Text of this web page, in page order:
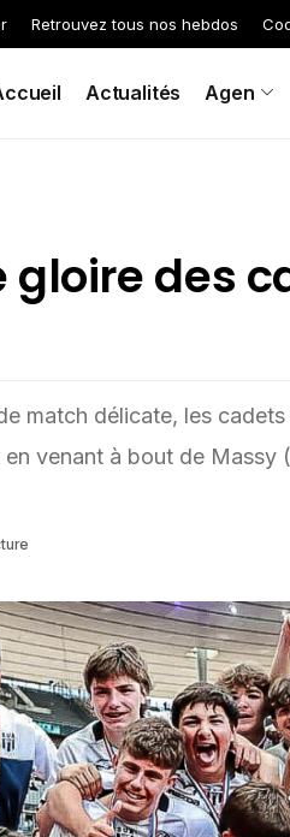
Retrouvez tous nos hebdos
Actualités Agen
gloire des
match délicate, les
en venant à bout de